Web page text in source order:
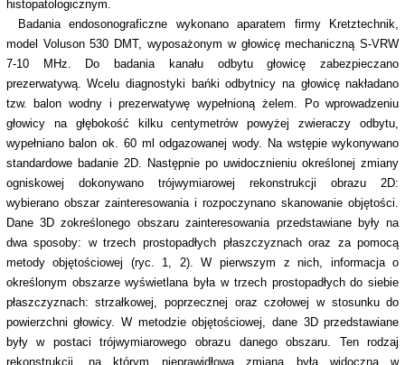
histopatologicznym.
Badania endosonograficzne wykonano aparatem firmy Kretztechnik,
model Voluson 530 DMT, wyposażonym w głowicę mechaniczną S-VRW
7-10 MHz. Do badania kanału odbytu głowicę zabezpieczano
prezerwatywą. Wcelu diagnostyki bańki odbytnicy na głowicę nakładano
tzw. balon wodny i prezerwatywę wypełnioną żelem. Po wprowadzeniu
głowicy na głębokość kilku centymetrów powyżej zwieraczy odbytu,
wypełniano balon ok. 60 ml odgazowanej wody. Na wstępie wykonywano
standardowe badanie 2D. Następnie po uwidocznieniu określonej zmiany
ogniskowej dokonywano trójwymiarowej rekonstrukcji obrazu 2D:
wybierano obszar zainteresowania i rozpoczynano skanowanie objętości.
Dane 3D zokreślonego obszaru zainteresowania przedstawiane były na
dwa sposoby: w trzech prostopadłych płaszczyznach oraz za pomocą
metody objętościowej (ryc. 1, 2). W pierwszym z nich, informacja o
określonym obszarze wyświetlana była w trzech prostopadłych do siebie
płaszczyznach: strzałkowej, poprzecznej oraz czołowej w stosunku do
powierzchni głowicy. W metodzie objętościowej, dane 3D przedstawiane
były w postaci trójwymiarowego obrazu danego obszaru. Ten rodzaj
rekonstrukcji, na którym nieprawidłowa zmiana była widoczna w